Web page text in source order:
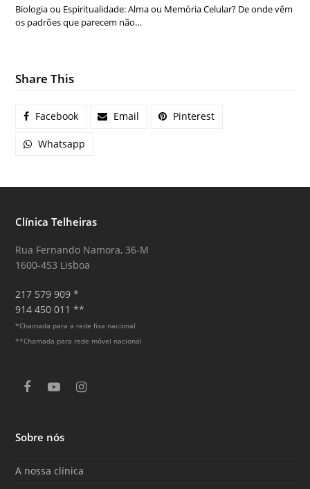
Biologia ou Espiritualidade: Alma ou Memória Celular? De onde vêm
os padrões que parecem não…
Share This
Facebook Email Pinterest
Whatsapp
Clínica Telheiras
Rua Fernando Namora, 36-M
1600-453 Lisboa
217 579 909 *
914 450 011 **
*Chamada para a rede fixa nacional
**Chamada para rede móvel nacional
F
e
b
o
Y
T
u
e
I
r
Sobre nós
A nossa clínica